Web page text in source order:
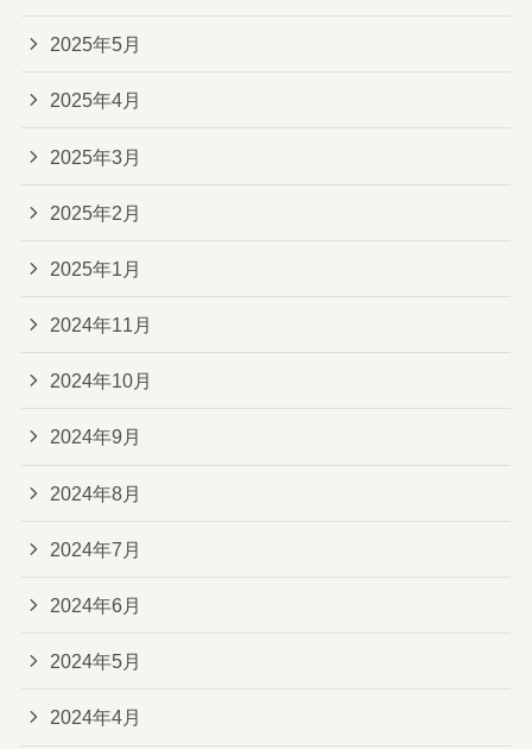
2025年5月
2025年4月
2025年3月
2025年2月
2025年1月
2024年11月
2024年10月
2024年9月
2024年8月
2024年7月
2024年6月
2024年5月
2024年4月